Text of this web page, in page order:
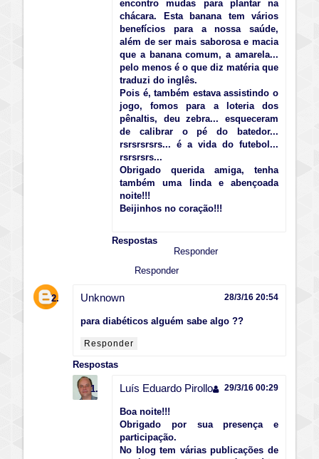
encontro mudas para plantar na
chácara. Esta banana tem vários
benefícios para a nossa saúde,
além de ser mais saborosa e macia
que a banana comum, a amarela...
pelo menos é o que diz matéria que
traduzi do inglês.
Pois é, também estava assistindo o
jogo, fomos para a loteria dos
pênaltis, deu zebra... esqueceram
de calibrar o pé do batedor...
rsrsrsrsrs... é a vida do futebol...
rsrsrsrs...
Obrigado querida amiga, tenha
também uma linda e abençoada
noite!!!
Beijinhos no coração!!!
Respostas
Responder
Responder
Unknown 28/3/16 20:54
para diabéticos alguém sabe algo ??
Responder
Respostas
Luís Eduardo Pirollo 29/3/16 00:29
Boa noite!!!
Obrigado por sua presença e
participação.
No blog tem várias publicações de